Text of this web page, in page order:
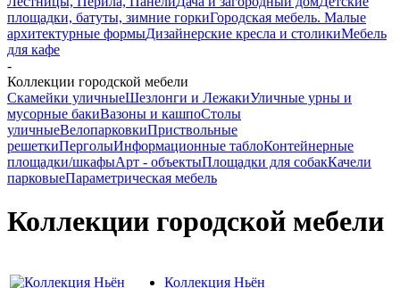
площадки, батуты, зимние горкиГородская мебель. Малые
архитектурные формыДизайнерские кресла и столикиМебель
для кафе
-
Коллекции городской мебели
Скамейки уличныеШезлонги и ЛежакиУличные урны и
мусорные бакиВазоны и кашпоСтолы
уличныеВелопарковкиПриствольные
решеткиПерголыИнформационные таблоКонтейнерные
площадки/шкафыАрт - объектыПлощадки для собакКачели
парковыеПараметрическая мебель
Коллекции городской мебели
Коллекция Ньён